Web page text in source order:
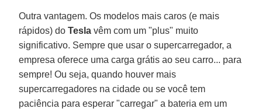
Outra vantagem. Os modelos mais caros (e mais
rápidos) doTesla vêm com um "plus" muito
significativo. Sempre que usar o supercarregador, a
empresa oferece uma carga grátis ao seu carro... para
sempre! Ou seja, quando houver mais
supercarregadores na cidade ou se você tem
paciência para esperar "carregar" a bateria em um